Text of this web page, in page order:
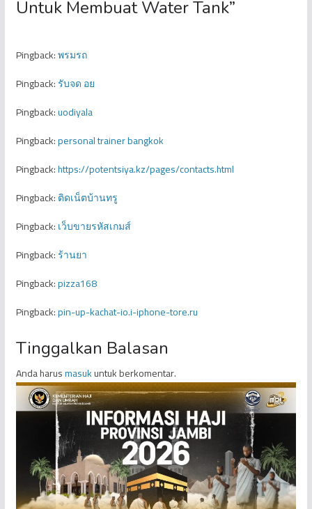
Untuk Membuat Water Tank”
Pingback:พรมรถ
Pingback:รับจด อย
Pingback:uodiyala
Pingback:personal trainer bangkok
Pingback:https://potentsiya.kz/pages/contacts.html
Pingback:ติดเน็ตบ้านทรู
Pingback:เว็บขายรหัสเกมส์
Pingback:ร้านยา
Pingback:pizza168
Pingback:pin-up-kachat-io.i-iphone-tore.ru
Tinggalkan Balasan
Anda harusmasukuntuk berkomentar.